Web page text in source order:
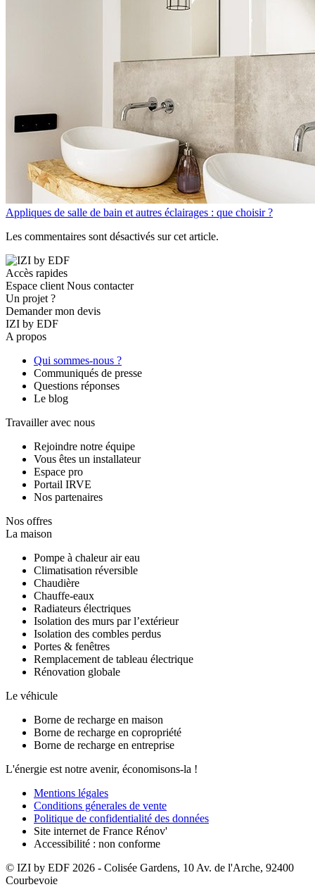
Appliques de salle de bain et autres éclairages : que choisir ?
Les commentaires sont désactivés sur cet article.
Accès rapides
Espace client Nous contacter
Un projet ?
Demander mon devis
IZI by EDF
A propos
Qui sommes-nous ?
Communiqués de presse
Questions réponses
Le blog
Travailler avec nous
Rejoindre notre équipe
Vous êtes un installateur
Espace pro
Portail IRVE
Nos partenaires
Nos offres
La maison
Pompe à chaleur air eau
Climatisation réversible
Chaudière
Chauffe-eaux
Radiateurs électriques
Isolation des murs par l’extérieur
Isolation des combles perdus
Portes & fenêtres
Remplacement de tableau électrique
Rénovation globale
Le véhicule
Borne de recharge en maison
Borne de recharge en copropriété
Borne de recharge en entreprise
L'énergie est notre avenir, économisons-la !
Mentions légales
Conditions génerales de vente
Politique de confidentialité des données
Site internet de France Rénov'
Accessibilité : non conforme
© IZI by EDF 2026 - Colisée Gardens, 10 Av. de l'Arche, 92400
Courbevoie